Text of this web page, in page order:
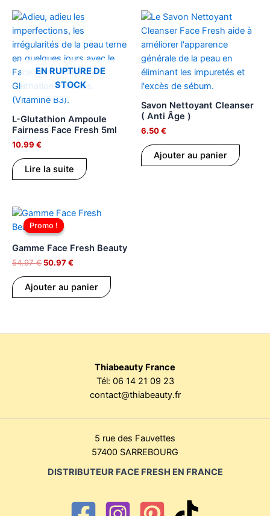
EN RUPTURE DE
STOCK
L-Glutathion Ampoule
Fairness Face Fresh 5ml
10.99 €
Lire la suite
Savon Nettoyant Cleanser
( Anti Âge )
6.50€
Ajouter au panier
Promo !
Promo !
Gamme Face Fresh Beauty
54.97€
Le
prix
initial
54.97 €.
50.97€
Le
50.97 €.
Ajouter au panier
Thiabeauty France
Tél: 06 14 21 09 23
contact@thiabeauty.fr
5 rue des Fauvettes
57400 SARREBOURG
DISTRIBUTEUR FACE FRESH EN FRANCE